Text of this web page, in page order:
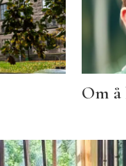
Om å